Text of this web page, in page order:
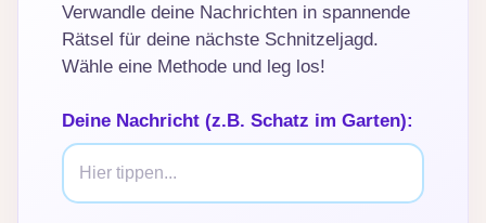
Verwandle deine Nachrichten in spannende
Rätsel für deine nächste Schnitzeljagd.
Wähle eine Methode und leg los!
Deine Nachricht (z.B. Schatz im Garten):